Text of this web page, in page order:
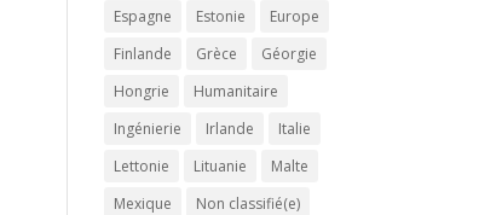
Espagne
Estonie
Europe
Finlande
Grèce
Géorgie
Hongrie
Humanitaire
Ingénierie
Irlande
Italie
Lettonie
Lituanie
Malte
Mexique
Non classifié(e)